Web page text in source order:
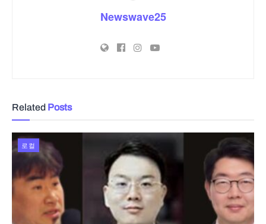
Newswave25
Related Posts
로컬